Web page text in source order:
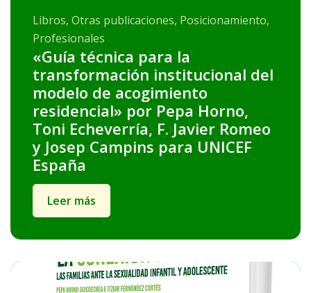
Libros, Otras publicaciones, Posicionamiento,
Profesionales
«Guía técnica para la
transformación institucional del
modelo de acogimiento
residencial» por Pepa Horno,
Toni Echeverría, F. Javier Romeo
y Josep Campins para UNICEF
España
Leer más